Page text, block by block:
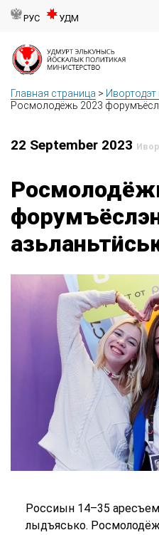
РУС УДМ
Главная страница > Ивортодэт
Росмолодёжь 2023
22 September 2023
Россиын 14–35
лыдъясько.